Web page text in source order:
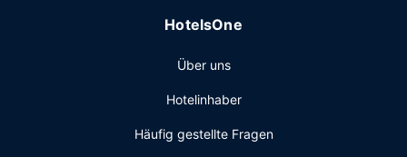
Zum Angebot gehören ein Textilreinigungsservice, eine
Personal. Wenn du eine Veranstaltung in Pattaya planst, ist
dieses Resort eine gute Wahl, denn zu den 10635
Quadratfuß (988 Quadratmeter) großen
HotelsOne
Über uns
Hotelinhaber
Häufig gestellte Fragen